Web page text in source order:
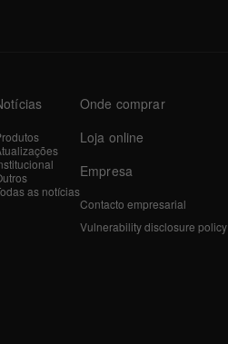
as notícias
Onde comprar
Loja online
Empresa
Contacto empresarial
Vulnerability disclosure policy